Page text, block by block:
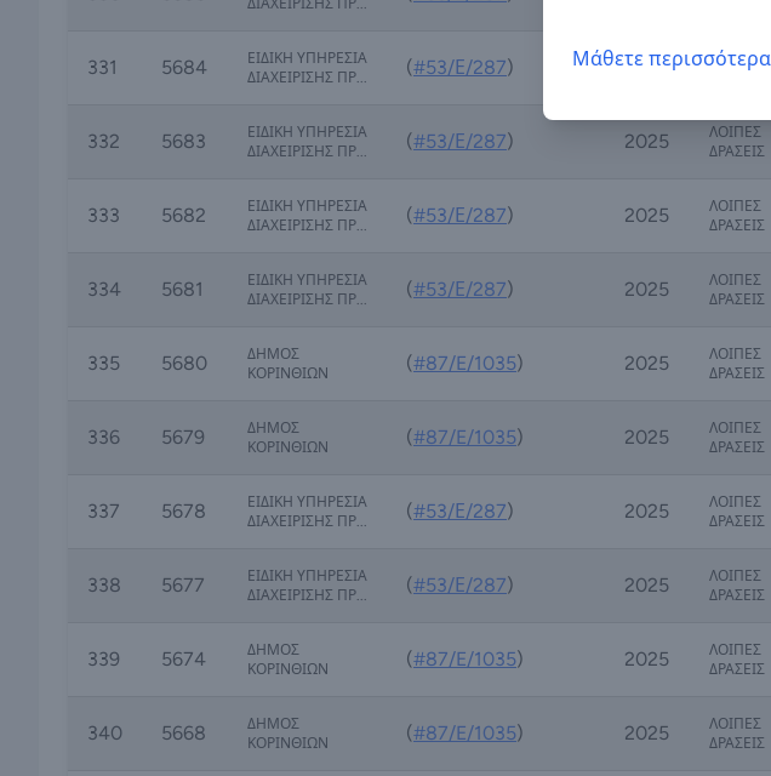
ΔΙΑΧΕΙΡΙΣΗΣ ΠΡ...
331 5684
ΕΙΔΙΚΗ ΥΠΗΡΕΣΙΑ
ΔΙΑΧΕΙΡΙΣΗΣ ΠΡ...
(#53/Ε/287) 2025
ΛΟΙΠΕΣ
332 5683
ΕΙΔΙΚΗ ΥΠΗΡΕΣΙΑ
ΔΙΑΧΕΙΡΙΣΗΣ ΠΡ...
(#53/Ε/287) 2025
ΛΟΙΠΕΣ
ΔΡΑΣΕΙΣ
333 5682
ΕΙΔΙΚΗ ΥΠΗΡΕΣΙΑ
ΔΙΑΧΕΙΡΙΣΗΣ ΠΡ...
(#53/Ε/287) 2025
ΛΟΙΠΕΣ
ΔΡΑΣΕΙΣ
334 5681
ΕΙΔΙΚΗ ΥΠΗΡΕΣΙΑ
ΔΙΑΧΕΙΡΙΣΗΣ ΠΡ...
(#53/Ε/287) 2025
ΛΟΙΠΕΣ
ΔΡΑΣΕΙΣ
335 5680
ΔΗΜΟΣ
ΚΟΡΙΝΘΙΩΝ
(#87/E/1035) 2025
ΛΟΙΠΕΣ
ΔΡΑΣΕΙΣ
336 5679
ΔΗΜΟΣ
ΚΟΡΙΝΘΙΩΝ
(#87/E/1035) 2025
ΛΟΙΠΕΣ
ΔΡΑΣΕΙΣ
337 5678
ΕΙΔΙΚΗ ΥΠΗΡΕΣΙΑ
ΔΙΑΧΕΙΡΙΣΗΣ ΠΡ...
(#53/Ε/287) 2025
ΛΟΙΠΕΣ
ΔΡΑΣΕΙΣ
338 5677
ΕΙΔΙΚΗ ΥΠΗΡΕΣΙΑ
ΔΙΑΧΕΙΡΙΣΗΣ ΠΡ...
(#53/Ε/287) 2025
ΛΟΙΠΕΣ
ΔΡΑΣΕΙΣ
339 5674
ΔΗΜΟΣ
ΚΟΡΙΝΘΙΩΝ
(#87/E/1035) 2025
ΛΟΙΠΕΣ
ΔΡΑΣΕΙΣ
340 5668
ΔΗΜΟΣ
ΚΟΡΙΝΘΙΩΝ
(#87/E/1035) 2025
ΛΟΙΠΕΣ
ΔΡΑΣΕΙΣ
Μάθετε περισσότερα